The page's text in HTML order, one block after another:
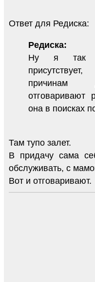
Ответ для Редиска:
Редиска:
Ну я так
причинам
отговаривают
она в поисках
Там тупо залет.
В придачу сама
обслуживать, с
Вот и отговаривают.